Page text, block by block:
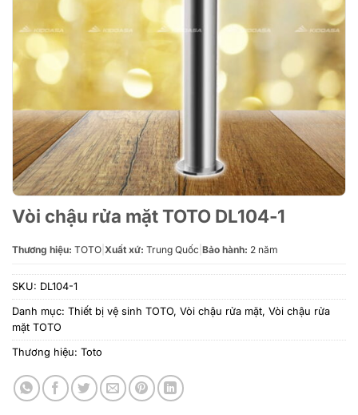
Vòi chậu rửa mặt TOTO DL104-1
Thương hiệu: TOTO Xuất xứ: Trung Quốc Bảo hành: 2 năm
SKU: DL104-1
Danh mục: Thiết bị vệ sinh TOTO, Vòi chậu rửa mặt, Vòi chậu rửa
mặt TOTO
Thương hiệu: Toto